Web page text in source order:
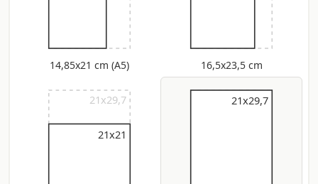
14,85x21 cm (A5) 16,5x23,5 cm
21x29,7
21x21
21x29,7
21x29,7